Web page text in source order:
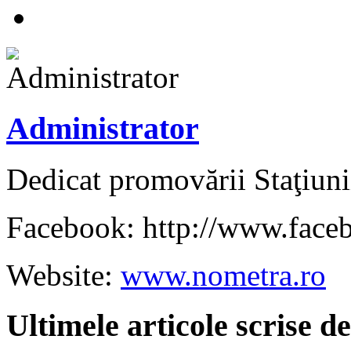
Administrator
Dedicat promovării
Facebook: http://
Website: www.nometra.ro
Ultimele articole scrise